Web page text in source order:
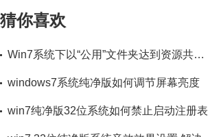
猜你喜欢
Win7系统下以“公用”文件夹达到资源共享的小窍门
windows7系统纯净版如何调节屏幕亮度
win7纯净版32位系统如何禁止启动注册表